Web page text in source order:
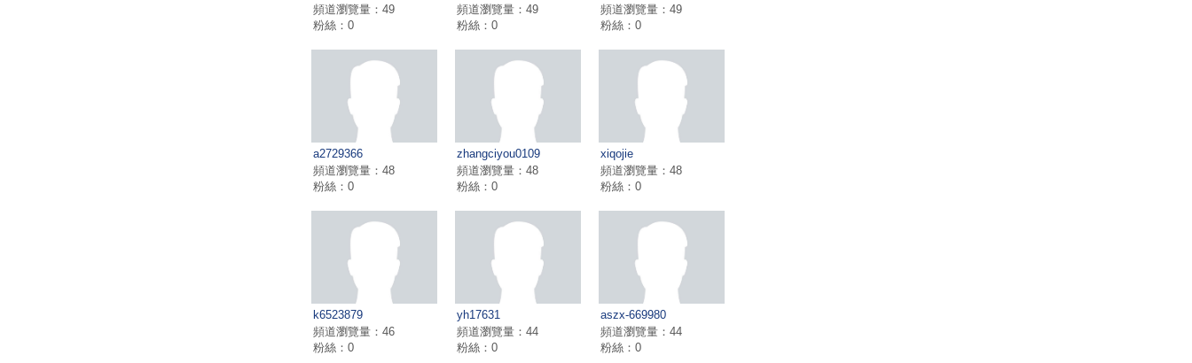
頻道瀏覽量：49
粉絲：0
頻道瀏覽量：49
粉絲：0
頻道瀏覽量：49
粉絲：0
a2729366
頻道瀏覽量：48
粉絲：0
zhangciyou0109
頻道瀏覽量：48
粉絲：0
xiqojie
頻道瀏覽量：48
粉絲：0
k6523879
頻道瀏覽量：46
粉絲：0
yh17631
頻道瀏覽量：44
粉絲：0
aszx-669980
頻道瀏覽量：44
粉絲：0